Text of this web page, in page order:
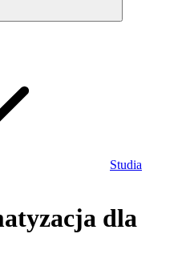
Studia
dla